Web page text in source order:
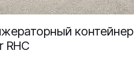
контейнер
RHC